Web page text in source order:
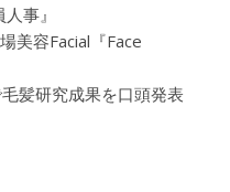
事』
美容Facial『Face
髪研究成果を口頭発表